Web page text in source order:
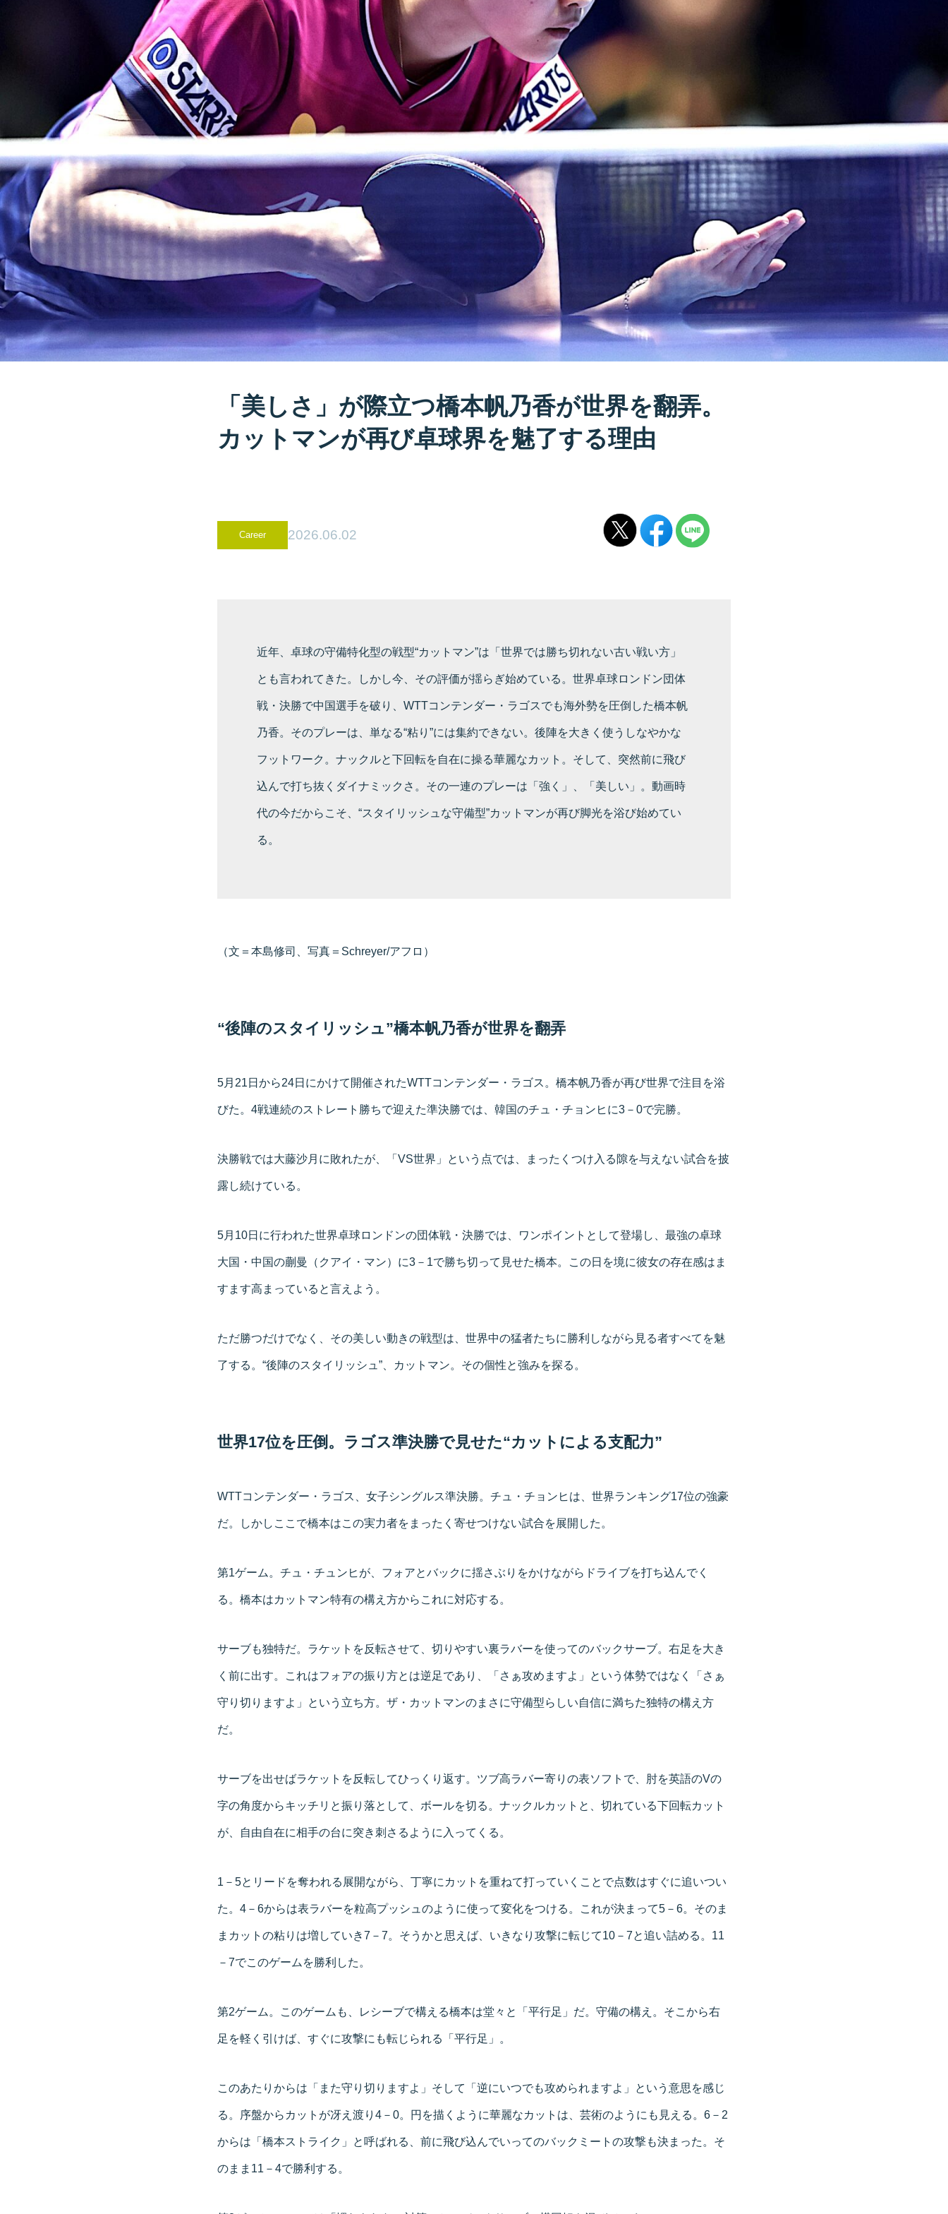
「美しさ」が際立つ橋本帆乃香が世界を翻弄。
カットマンが再び卓球界を魅了する理由
Career 2026.06.02
近年、卓球の守備特化型の戦型“カットマン”は「世界では勝ち切れない古い戦い方」
とも言われてきた。しかし今、その評価が揺らぎ始めている。世界卓球ロンドン団体
戦・決勝で中国選手を破り、WTTコンテンダー・ラゴスでも海外勢を圧倒した橋本帆
乃香。そのプレーは、単なる“粘り”には集約できない。後陣を大きく使うしなやかな
フットワーク。ナックルと下回転を自在に操る華麗なカット。そして、突然前に飛び
込んで打ち抜くダイナミックさ。その一連のプレーは「強く」、「美しい」。動画時
代の今だからこそ、“スタイリッシュな守備型”カットマンが再び脚光を浴び始めてい
る。
（文＝本島修司、写真＝Schreyer/アフロ）
“後陣のスタイリッシュ”橋本帆乃香が世界を翻弄
5月21日から24日にかけて開催されたWTTコンテンダー・ラゴス。橋本帆乃香が再び世界で注目を浴
びた。4戦連続のストレート勝ちで迎えた準決勝では、韓国のチュ・チョンヒに3－0で完勝。
決勝戦では大藤沙月に敗れたが、「VS世界」という点では、まったくつけ入る隙を与えない試合を披
露し続けている。
5月10日に行われた世界卓球ロンドンの団体戦・決勝では、ワンポイントとして登場し、最強の卓球
大国・中国の蒯曼（クアイ・マン）に3－1で勝ち切って見せた橋本。この日を境に彼女の存在感はま
すます高まっていると言えよう。
ただ勝つだけでなく、その美しい動きの戦型は、世界中の猛者たちに勝利しながら見る者すべてを魅
了する。“後陣のスタイリッシュ”、カットマン。その個性と強みを探る。
世界17位を圧倒。ラゴス準決勝で見せた“カットによる支配力”
WTTコンテンダー・ラゴス、女子シングルス準決勝。チュ・チョンヒは、世界ランキング17位の強豪
だ。しかしここで橋本はこの実力者をまったく寄せつけない試合を展開した。
第1ゲーム。チュ・チュンヒが、フォアとバックに揺さぶりをかけながらドライブを打ち込んでく
る。橋本はカットマン特有の構え方からこれに対応する。
サーブも独特だ。ラケットを反転させて、切りやすい裏ラバーを使ってのバックサーブ。右足を大き
く前に出す。これはフォアの振り方とは逆足であり、「さぁ攻めますよ」という体勢ではなく「さぁ
守り切りますよ」という立ち方。ザ・カットマンのまさに守備型らしい自信に満ちた独特の構え方
だ。
サーブを出せばラケットを反転してひっくり返す。ツブ高ラバー寄りの表ソフトで、肘を英語のVの
字の角度からキッチリと振り落として、ボールを切る。ナックルカットと、切れている下回転カット
が、自由自在に相手の台に突き刺さるように入ってくる。
1－5とリードを奪われる展開ながら、丁寧にカットを重ねて打っていくことで点数はすぐに追いつい
た。4－6からは表ラバーを粒高プッシュのように使って変化をつける。これが決まって5－6。そのま
まカットの粘りは増していき7－7。そうかと思えば、いきなり攻撃に転じて10－7と追い詰める。11
－7でこのゲームを勝利した。
第2ゲーム。このゲームも、レシーブで構える橋本は堂々と「平行足」だ。守備の構え。そこから右
足を軽く引けば、すぐに攻撃にも転じられる「平行足」。
このあたりからは「また守り切りますよ」そして「逆にいつでも攻められますよ」という意思を感じ
る。序盤からカットが冴え渡り4－0。円を描くように華麗なカットは、芸術のようにも見える。6－2
からは「橋本ストライク」と呼ばれる、前に飛び込んでいってのバックミートの攻撃も決まった。そ
のまま11－4で勝利する。